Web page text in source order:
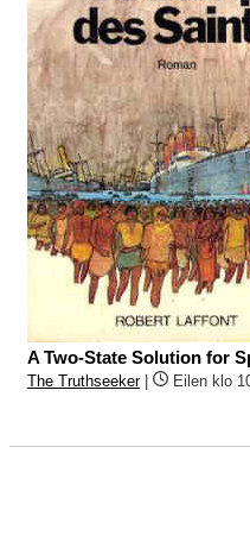
A Two-State Solution for
The Truthseeker| Eilen klo